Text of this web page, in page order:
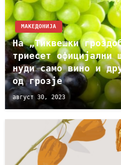
МАКЕДОНИЈА
На „Тиквешки
триесет официјални
нуди само вино и
од грозје
август 30, 2023